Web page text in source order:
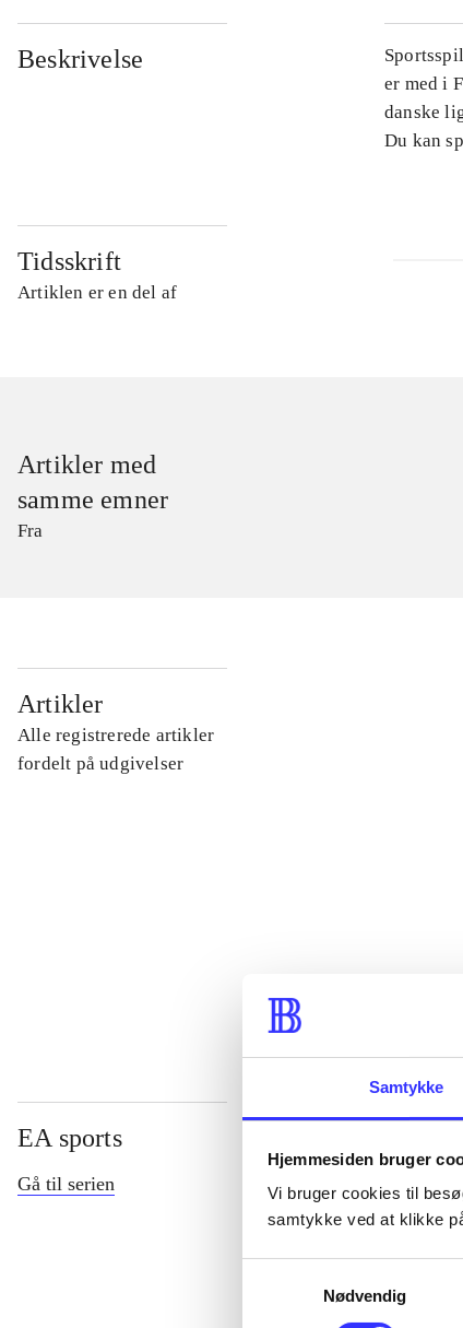
Samtykke
Hjemmesiden bruger
Vi bruger cookies til
samtykke ved at klikke
Nødvendig
Beskrivelse
er med i
danske
Du kan
Tidsskrift
Artiklen er en del af
Artikler med
samme emner
Fra
Artikler
Alle registrerede artikler
fordelt på udgivelser
EA sports
Gå til serien